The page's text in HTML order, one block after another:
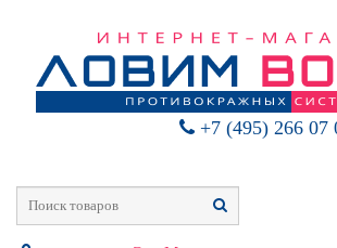
+7 (495) 266 07